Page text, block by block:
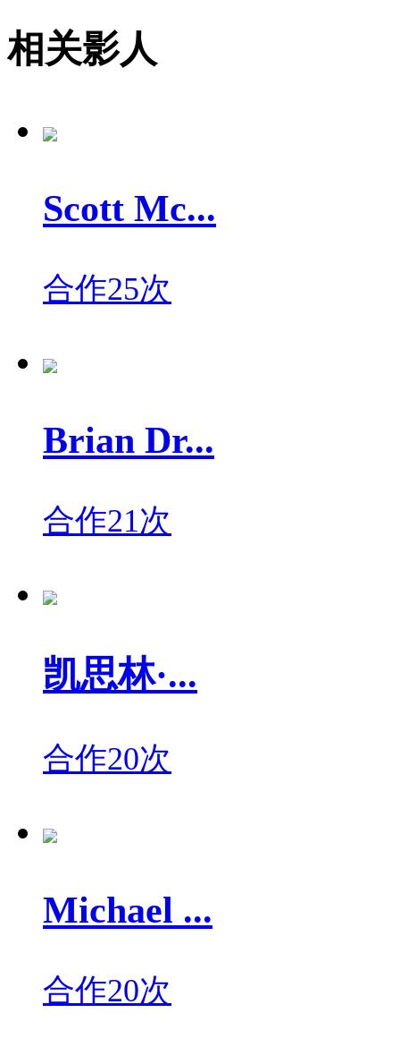
相关影人
Scott Mc...
合作25次
Brian Dr...
合作21次
凯思林·...
合作20次
Michael ...
合作20次